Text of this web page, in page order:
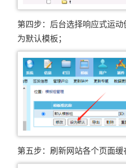
第四步：后台选择响应式运
为默认模板；
第五步：刷新网站各个页面缓